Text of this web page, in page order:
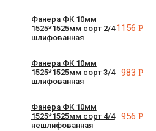
Фанера ФК 10мм
1525*1525мм сорт 2/4
шлифованная
1156Р
Фанера ФК 10мм
1525*1525мм сорт 3/4
шлифованная
983Р
Фанера ФК 10мм
1525*1525мм сорт 4/4
нешлифованная
956Р